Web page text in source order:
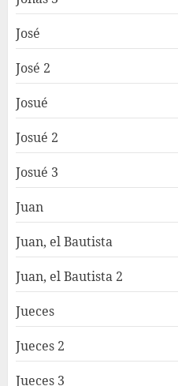
José
José 2
Josué
Josué 2
Josué 3
Juan
Juan, el Bautista
Juan, el Bautista 2
Jueces
Jueces 2
Jueces 3